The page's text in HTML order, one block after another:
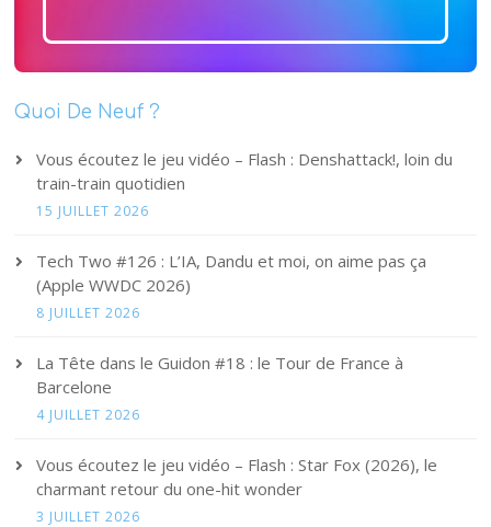
Quoi De Neuf ?
Vous écoutez le jeu vidéo – Flash : Denshattack!, loin du
train-train quotidien
15 JUILLET 2026
Tech Two #126 : L’IA, Dandu et moi, on aime pas ça
(Apple WWDC 2026)
8 JUILLET 2026
La Tête dans le Guidon #18 : le Tour de France à
Barcelone
4 JUILLET 2026
Vous écoutez le jeu vidéo – Flash : Star Fox (2026), le
charmant retour du one-hit wonder
3 JUILLET 2026